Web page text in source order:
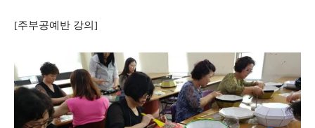
[주부공예반 강의]